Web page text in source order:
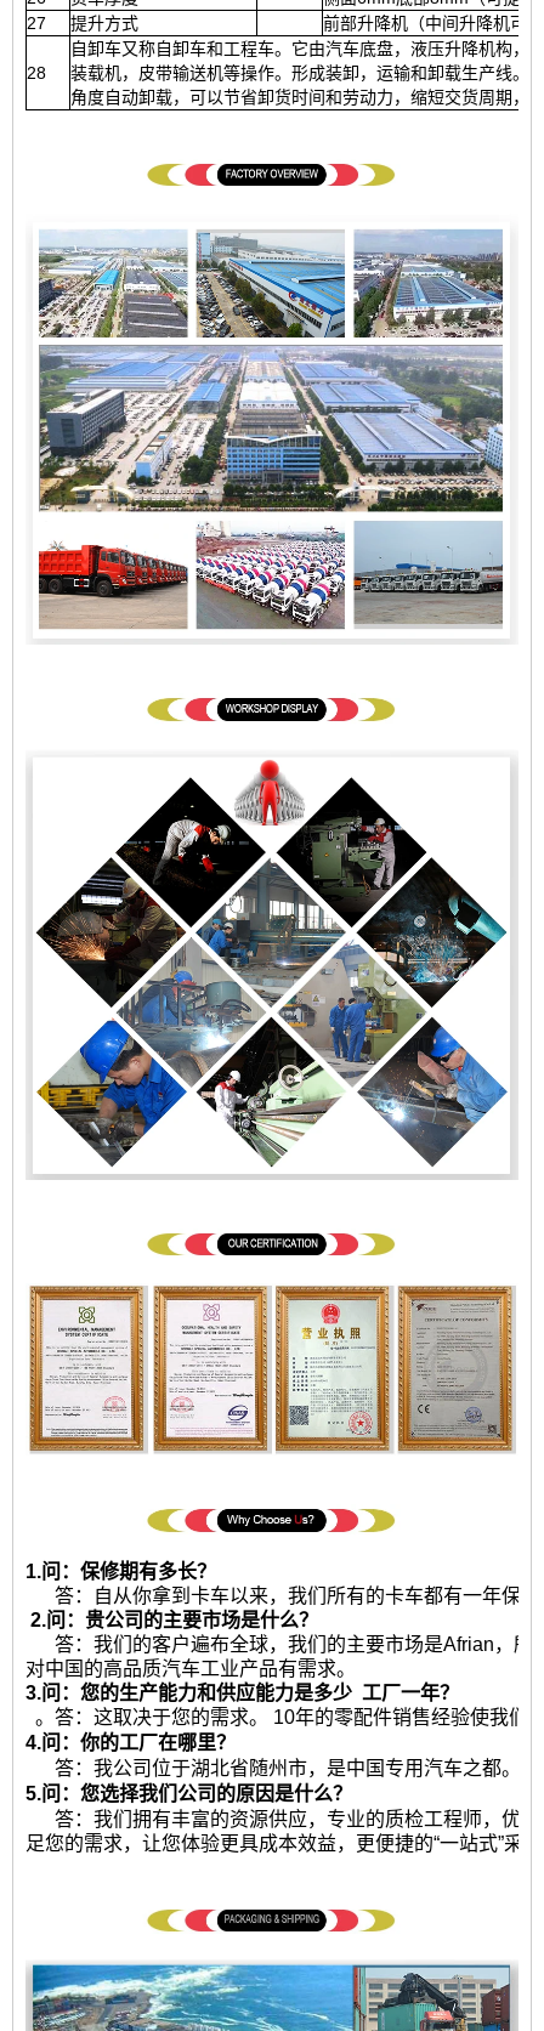
27
提升方式 前部升降机（中间升降机可
28
自卸车又称自卸车和工程车。它由汽车底盘，液压升降机构
装载机，皮带输送机等操作。形成装卸，运输和卸载生产线。
角度自动卸载，可以节省卸货时间和劳动力，缩短交货周期，
1.问：保修期有多长？
答：自从你拿到卡车以来，我们所有的卡车都有一年保修
2.问：贵公司的主要市场是什么？
答：我们的客户遍布全球，我们的主要市场是Afrian，所
对中国的高品质汽车工业产品有需求。
3.问：您的生产能力和供应能力是多少 工厂一年？
。答：这取决于您的需求。 10年的零配件销售经验使我们
4.问：你的工厂在哪里？
答：我公司位于湖北省随州市，是中国专用汽车之都。
5.问：您选择我们公司的原因是什么？
答：我们拥有丰富的资源供应，专业的质检工程师，优
足您的需求，让您体验更具成本效益，更便捷的“一站式”采